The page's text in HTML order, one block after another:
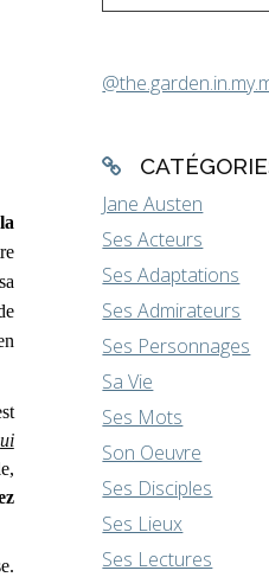
Jane Austen
Ses Acteurs
Ses Adaptations
Ses Admirateurs
Ses Personnages
Sa Vie
Ses Mots
Son Oeuvre
Ses Disciples
Ses Lieux
Ses Lectures